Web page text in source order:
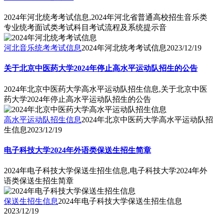
2024年河北统考考试信息,2024年河北省普通高校招生音乐类
专业统考面试类考试科目考试流程及系统提示音
河北音乐统考考试信息2024年河北统考考试信息2023/12/19
关于北京中医药大学2024年停止高水平运动队招生的公告
2024年北京中医药大学高水平运动队招生信息,关于北京中医
药大学2024年停止高水平运动队招生的公告
高水平运动队招生信息2024年北京中医药大学高水平运动队招
生信息2023/12/19
电子科技大学2024年外语类保送生招生简章
2024年电子科技大学保送生招生信息,电子科技大学2024年外
语类保送生招生简章
保送生招生信息2024年电子科技大学保送生招生信息
2023/12/19